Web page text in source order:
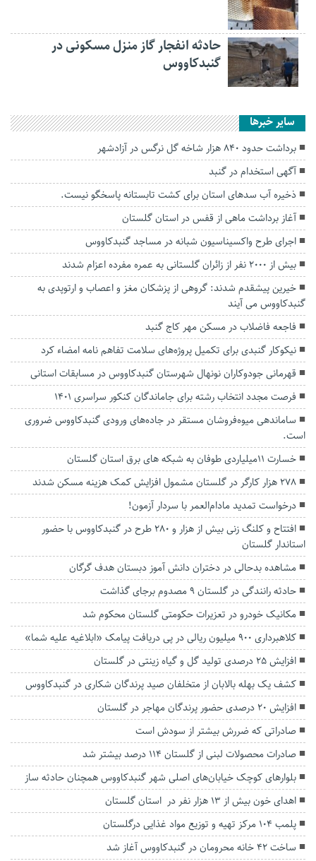
حادثه انفجار گاز منزل مسکونی در
گنبدکاووس
سایر خبرها
‌برداشت حدود ۸۴۰ هزار شاخه گل نرگس در آزادشهر
آگهی استخدام در گنبد
ذخیره آب سدهای استان برای کشت تابستانه پاسخگو نیست.
آغاز برداشت ماهی از قفس در استان گلستان
اجرای طرح واکسیناسیون شبانه در مساجد گنبدکاووس
بیش از ۲۰۰۰ نفر از زائران گلستانی به عمره مفرده اعزام شدند
خیرین پیشقدم شدند: گروهی از پزشکان مغز و اعصاب و ارتوپدی به
گنبدکاووس می آیند
فاجعه فاضلاب در مسکن مهر کاج گنبد
نیکوکار گنبدی برای تکمیل پروژه‌های سلامت تفاهم نامه امضاء کرد
قهرمانی جودوکاران نونهال شهرستان گنبدکاووس در مسابقات استانی
فرصت مجدد انتخاب رشته برای جاماندگان کنکور سراسری ۱۴۰۱
ساماندهی میوه‌فروشان مستقر در جاده‌های ورودی گنبدکاووس ضروری
است.
خسارت ۱۱میلیاردی طوفان به شبکه های برق استان گلستان
۲۷۸ هزار کارگر در گلستان مشمول افزایش کمک هزینه مسکن شدند
درخواست تمدید مادام‌العمر با سردار آزمون!
افتتاح و کلنگ زنی بیش از هزار و ۲۸۰ طرح در گنبدکاووس با حضور
استاندار گلستان
مشاهده بدحالی در دختران دانش آموز دبستان هدف گرگان
حادثه رانندگی در گلستان ۹ مصدوم برجای گذاشت
مکانیک خودرو در تعزیرات حکومتی گلستان محکوم شد
کلاهبرداری ۹۰۰ میلیون ریالی در پی دریافت پیامک «ابلاغیه علیه شما»
افزایش ۲۵ درصدی تولید گل و گیاه زینتی در گلستان
کشف یک بهله بالابان از متخلفان صید پرندگان شکاری در گنبدکاووس
افزایش ۲۰ درصدی حضور پرندگان مهاجر در گلستان
صادراتی که ضررش بیشتر از سودش است
صادرات محصولات لبنی از گلستان ۱۱۴ درصد بیشتر شد
بلوارهای کوچک خیابان‌های اصلی شهر گنبدکاووس همچنان حادثه ساز
اهدای خون بیش از ۱۳ هزار نفر در استان گلستان
پلمب ۱۰۴ مرکز تهیه و توزیع مواد غذایی درگلستان
ساخت ۴۲ خانه محرومان در گنبدکاووس آغاز شد